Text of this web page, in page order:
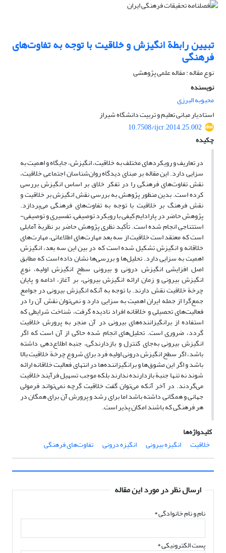
تبیین رابطة انگیزش و خلاقیت با توجه به تفاوت‌های
فرهنگی
نوع مقاله : مقاله علمی پژوهشی
نویسنده
محبوبه البرزی
استادیار مبانی تعلیم و تربیت دانشگاه شیراز
10.7508/ijcr.2014.25.002
چکیده
در تعاریف و رویکردهای مختلف به خلاقیت، انگیزش، جایگاه و اهمیت به
سزایی دارد. این مقاله بر مبنای دیدگاه روان‌شناسان اجتماعی خلاقیت،
نقش تفاوت‌های فرهنگی را در تفکر خلاق بر اساس انگیزش بررسی
کرده است. بدین منظور پژوهش به بررسی نقش انگیزش بر خلاقیت و
نقش فرهنگ بر خلاقیت با توجه به تفاوت‌های فرهنگی می‌پردازد.
پژوهش حاضر در پارادایم کیفی با رویکرد توصیفی– تفسیری و توصیفی-
استتناجی انجام شده است. تأکید نظری پژوهش حاضر بر نظریة آمابلی
است که معتقد است خلاقیت از سه بعد مهارت‌های اطلاعاتی، مهارت‌های
خلاقانه و انگیزش تشکیل شده است که در بین این سه بعد، انگیزش
اهمیت به سزایی دارد. تحلیل‌ها و بررسی‌ها نشان داده است که مطابق
اصل افزایشی انگیزش درونی و بیرونی سطح انگیزش اولیه، نوع
انگیزش بیرونی و زمان ارائه انگیزش بیرونی، بر آغاز، ادامه و پایان
چرخة خلاقیت نقش دارند. با توجه به آنکه انگیزش بیرونی در جوامع
جمع‌گرا از جمله ایران اهمیت به سزایی دارد و نمی‌توان نقش آن‌ را در
فعالیت‌های تحصیلی و خلاقانه افراد نادیده گرفت، شناخت شرایطی که
استفاده از برانگیزاننده‌های بیرونی در آن منجر به پرورش خلاقیت
گردد، ضروری است. تحلیل‌های انجام شده حاکی از آن است که اگر
انگیزش بیرونی به‌جای کنترل و بازدارندگی، جنبه اطلاع‌دهی داشته
باشد، اگر سطح انگیزش درونی اولیه فرد برای شروع چرخة خلاقیت بالا
باشد و اگر این مشوق‌ها و برانگیزاننده‌ها در انتهای فعالیت خلاقانه ارائه
شوند نه تنها جنبة بازدارنده ندارند بلکه موجب تسهیل فرآیند خلاقیت
می‌گردند. در آخر آنکه می‌توان گفت خلاقیت گرچه نمی‌تواند فرمولی
جهانی و همگانی داشته باشد اما برای رشد و پرورش آن برای همگان در
هر فرهنگی که باشند امکان پذیر است.
کلیدواژه‌ها
خلاقیت
انگیزه بیرونی انگیزه درونی تفاوت‌های فرهنگی
ارسال نظر در مورد این مقاله
نام و نام خانوادگی*
پست الکترونیکی*